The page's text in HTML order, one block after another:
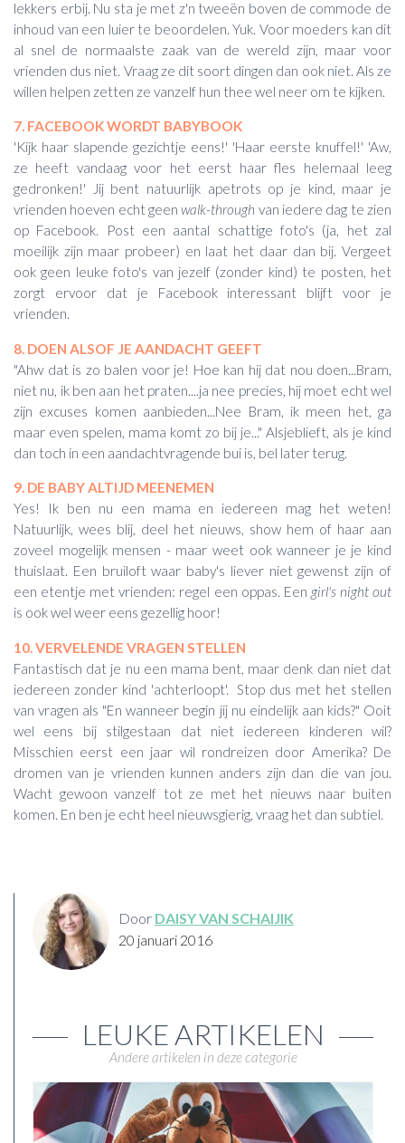
lekkers erbij. Nu sta je met z'n tweeën boven de commode de
inhoud van een luier te beoordelen. Yuk. Voor moeders kan dit
al snel de normaalste zaak van de wereld zijn, maar voor
vrienden dus niet. Vraag ze dit soort dingen dan ook niet. Als ze
willen helpen zetten ze vanzelf hun thee wel neer om te kijken.
7. FACEBOOK WORDT BABYBOOK
'Kijk haar slapende gezichtje eens!' 'Haar eerste knuffel!' 'Aw,
ze heeft vandaag voor het eerst haar fles helemaal leeg
gedronken!' Jij bent natuurlijk apetrots op je kind, maar je
vrienden hoeven echt geenwalk-through van iedere dag te zien
op Facebook. Post een aantal schattige foto's (ja, het zal
moeilijk zijn maar probeer) en laat het daar dan bij. Vergeet
ook geen leuke foto's van jezelf (zonder kind) te posten, het
zorgt ervoor dat je Facebook interessant blijft voor je
vrienden.
8. DOEN ALSOF JE AANDACHT GEEFT
"Ahw dat is zo balen voor je! Hoe kan hij dat nou doen...Bram,
niet nu, ik ben aan het praten....ja nee precies, hij moet echt wel
zijn excuses komen aanbieden...Nee Bram, ik meen het, ga
maar even spelen, mama komt zo bij je..." Alsjeblieft, als je kind
dan toch in een aandachtvragende bui is, bel later terug.
9. DE BABY ALTIJD MEENEMEN
Yes! Ik ben nu een mama en iedereen mag het weten!
Natuurlijk, wees blij, deel het nieuws, show hem of haar aan
zoveel mogelijk mensen - maar weet ook wanneer je je kind
thuislaat. Een bruiloft waar baby's liever niet gewenst zijn of
een etentje met vrienden: regel een oppas. Een girl's night out
is ook wel weer eens gezellig hoor!
10. VERVELENDE VRAGEN STELLEN
Fantastisch dat je nu een mama bent, maar denk dan niet dat
iedereen zonder kind 'achterloopt'. Stop dus met het stellen
van vragen als "En wanneer begin jij nu eindelijk aan kids?" Ooit
wel eens bij stilgestaan dat niet iedereen kinderen wil?
Misschien eerst een jaar wil rondreizen door Amerika? De
dromen van je vrienden kunnen anders zijn dan die van jou.
Wacht gewoon vanzelf tot ze met het nieuws naar buiten
komen. En ben je echt heel nieuwsgierig, vraag het dan subtiel.
Door DAISY VAN SCHAIJIK
20 januari 2016
LEUKE ARTIKELEN
Andere artikelen in deze categorie